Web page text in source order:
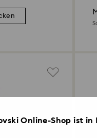
Online-Shop ist